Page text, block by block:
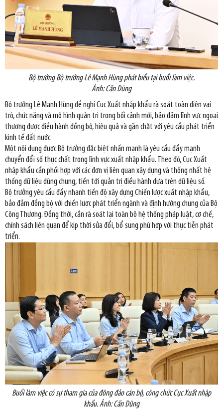
Bộ trưởng Bộ trưởng Lê Mạnh Hùng phát biểu tại buổi làm việc.
Ảnh: Cấn Dũng
Bộ trưởng Lê Mạnh Hùng đề nghị Cục Xuất nhập khẩu rà soát toàn diện vai
trò, chức năng và mô hình quản trị trong bối cảnh mới, bảo đảm lĩnh vực ngoại
thương được điều hành đồng bộ, hiệu quả và gắn chặt với yêu cầu phát triển
kinh tế đất nước.
Một nội dung được Bộ trưởng đặc biệt nhấn mạnh là yêu cầu đẩy mạnh
chuyển đổi số thực chất trong lĩnh vực xuất nhập khẩu. Theo đó, Cục Xuất
nhập khẩu cần phối hợp với các đơn vị liên quan xây dựng và thống nhất hệ
thống dữ liệu dùng chung, tiến tới quản trị điều hành dựa trên dữ liệu số.
Bộ trưởng yêu cầu đẩy nhanh tiến độ xây dựng Chiến lược xuất nhập khẩu,
bảo đảm đồng bộ với chiến lược phát triển ngành và định hướng chung của Bộ
Công Thương. Đồng thời, cần rà soát lại toàn bộ hệ thống pháp luật, cơ chế,
chính sách liên quan để kịp thời sửa đổi, bổ sung phù hợp với thực tiễn phát
triển.
Buổi làm việc có sự tham gia của đông đảo cán bộ, công chức Cục Xuất nhập
khẩu. Ảnh: Cấn Dũng